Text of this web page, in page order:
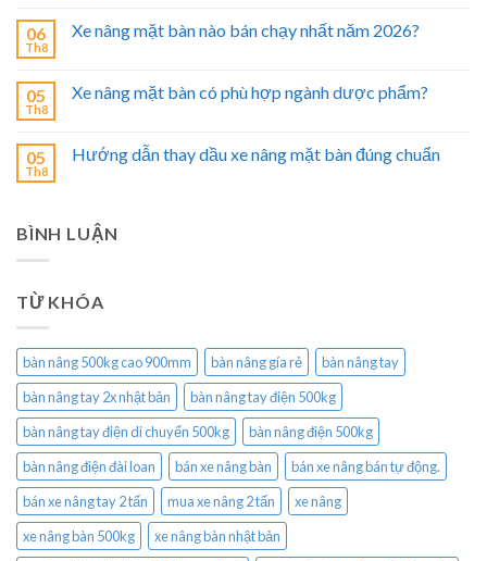
06
Th8
Xe nâng mặt bàn nào bán chạy nhất năm 2026?
05
Th8
Xe nâng mặt bàn có phù hợp ngành dược phẩm?
05
Th8
Hướng dẫn thay dầu xe nâng mặt bàn đúng chuẩn
BÌNH LUẬN
TỪ KHÓA
bàn nâng 500kg cao 900mm bàn nâng gía rẻ
bàn nâng tay
bàn nâng tay 2x nhật bản
bàn nâng tay điện 500kg
bàn nâng tay điện di chuyển 500kg
bàn nâng điện 500kg
bàn nâng điện đài loan
bán xe nâng bàn
bán xe nâng bán tự động.
bán xe nâng tay 2 tấn
mua xe nâng 2 tấn
xe nâng
xe nâng bàn 500kg
xe nâng bàn nhật bản